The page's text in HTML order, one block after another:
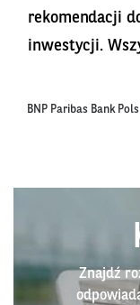
rekomendacji
inwestycji.
BNP Paribas Bank
Znajdź